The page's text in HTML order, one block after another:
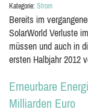
Kategorie: Strom
Bereits im
SolarWorld Verluste
müssen und auch in
ersten Halbjahr 2012
Erneurbare
Milliarden Euro